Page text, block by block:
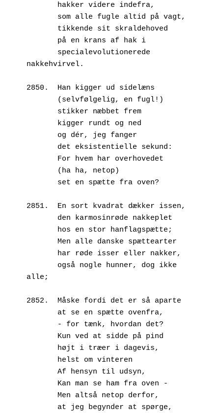
       hakker videre indefra,
       som alle fugle altid på vagt,
       tikkende sit skraldehoved
       på en krans af hak i
nakkehvirvel.
2850.  Han kigger ud sidelæns
       (selvfølgelig, en fugl!)
       stikker næbbet frem
       kigger rundt og ned
       og dér, jeg fanger
       det eksistentielle sekund:
       For hvem har overhovedet
       (ha ha, netop)
       set en spætte fra oven?
2851.  En sort kvadrat dækker issen,
       den karmosinrøde nakkeplet
       hos en stor hanflagspætte;
       Men alle danske spættearter
       har røde isser eller nakker,
alle;
2852.  Måske fordi det er så aparte
       at se en spætte ovenfra,
       - for tænk, hvordan det?
       Kun ved at sidde på pind
       højt i træer i dagevis,
       helst om vinteren
       Af hensyn til udsyn,
       Kan man se ham fra oven -
       Men altså netop derfor,
       at jeg begynder at spørge,